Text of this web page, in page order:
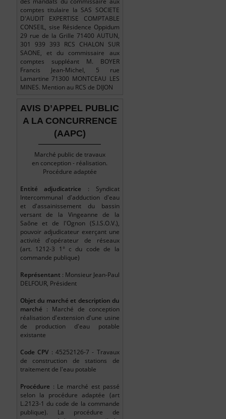
comptes titulaire la SAS SOCIETE
D'AUDIT EXPERTISE COMPTABLE
CONSEIL, sise Résidence Oppidum
29 rue de la Grille 71400 AUTUN,
301 939 393 RCS CHALON SUR
SAONE, et du commissaire aux
comptes suppléant M. BOYER
Francis Jean-Michel, 5 rue
Lamartine 71300 MONTCEAU LES
MINES. Mention au RCS de DIJON
AVIS D’APPEL PUBLIC
A LA CONCURRENCE
(AAPC)
Marché public de travaux
en conception - réalisation.
Procédure adaptée
Entité adjudicatrice : Syndicat
Intercommunal d'adduction d'eau
et d'assainissement du bassin
versant de la Vingeanne de la
Saône et de l'Ognon (S.I.S.O.V.),
pouvoir adjudicateur exerçant une
activité d'opérateur de réseaux
(art. 1212-3 1° c du code de la
commande publique)
Représentant : Monsieur Jean-Paul
DELFOUR, Président
Objet du marché et description du
marché : Marché de conception
réalisation d'extension d'une usine
de production d'eau potable
existante
Code CPV : 45252126-7 - Travaux
de construction de stations de
traitement de l'eau potable
Procédure : Le marché est passé
selon la procédure adaptée (art
L.2123-1 du code de la commande
publique). La procédure de